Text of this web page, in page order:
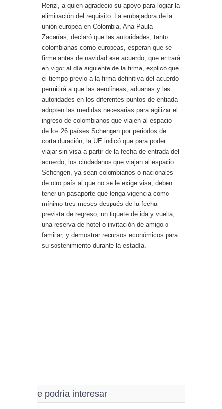
Renzi, a quien agradeció su apoyo para lograr la
eliminación del requisito. La embajadora de la
unión europea en Colombia, Ana Paula
Zacarías, declaró que las autoridades, tanto
colombianas como europeas, esperan que se
firme antes de navidad ese acuerdo, que entrará
en vigor al día siguiente de la firma, explicó que
el tiempo previo a la firma definitiva del acuerdo
permitirá a que las aerolíneas, aduanas y las
autoridades en los diferentes puntos de entrada
adopten las medidas necesarias para agilizar el
ingreso de colombianos que viajen al espacio
de los 26 países Schengen por periodos de
corta duración, la UE indicó que para poder
viajar sin visa a partir de la fecha de entrada del
acuerdo, los ciudadanos que viajan al espacio
Schengen, ya sean colombianos o nacionales
de otro país al que no se le exige visa, deben
tener un pasaporte que tenga vigencia como
mínimo tres meses después de la fecha
prevista de regreso, un tiquete de ida y vuelta,
una reserva de hotel o invitación de amigo o
familiar, y demostrar recursos económicos para
su sostenimiento durante la estadía.
Le podría interesar